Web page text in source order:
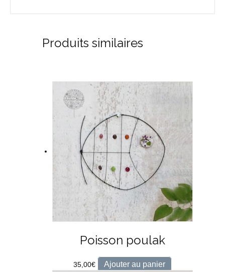
Produits similaires
Poisson poulak
35,00€ Ajouter au panier